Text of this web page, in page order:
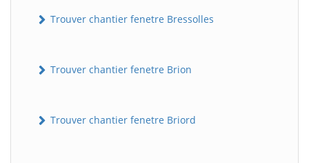
Trouver chantier fenetre Bressolles
Trouver chantier fenetre Brion
Trouver chantier fenetre Briord